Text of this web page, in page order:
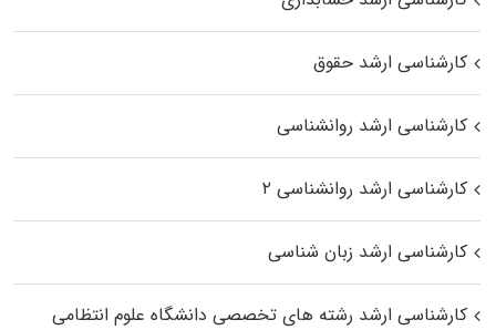
کارشناسی ارشد حقوق
کارشناسی ارشد روانشناسی
کارشناسی ارشد روانشناسی ۲
کارشناسی ارشد زبان شناسی
کارشناسی ارشد رﺷﺘﻪ ﻫﺎی تخصصی داﻧﺸﮕﺎه ﻋﻠﻮم انتظامی